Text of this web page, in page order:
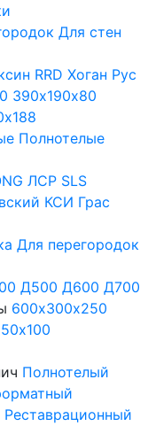
Для стен
RRD Хоган Рус
390х190х80
Полнотелые
ЛСР SLS
КСИ Грас
Для перегородок
Д500 Д600 Д700
600х300х250
Полнотелый
Реставрационный